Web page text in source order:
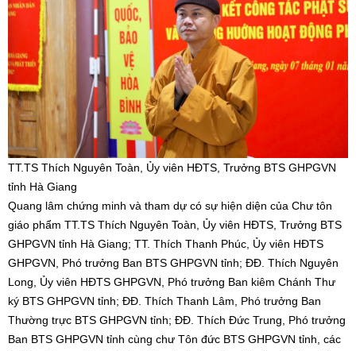
TT.TS Thích Nguyên Toàn, Ủy viên HĐTS, Trưởng BTS GHPGVN
tỉnh Hà Giang
Quang lâm chứng minh và tham dự có sự hiện diện của Chư tôn
giáo phẩm TT.TS Thích Nguyên Toàn, Ủy viên HĐTS, Trưởng BTS
GHPGVN tỉnh Hà Giang; TT. Thích Thanh Phúc, Ủy viên HĐTS
GHPGVN, Phó trưởng Ban BTS GHPGVN tỉnh; ĐĐ. Thích Nguyên
Long, Ủy viên HĐTS GHPGVN, Phó trưởng Ban kiêm Chánh Thư
ký BTS GHPGVN tỉnh; ĐĐ. Thích Thanh Lâm, Phó trưởng Ban
Thường trực BTS GHPGVN tỉnh; ĐĐ. Thích Đức Trung, Phó trưởng
Ban BTS GHPGVN tỉnh cùng chư Tôn đức BTS GHPGVN tỉnh, các